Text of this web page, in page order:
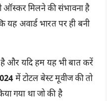
ऑस्कर मिलने की संभावना है
यह अवार्ड भारत पर ही बनी
और यदि हम यह भी बात करें
में टोटल बेस्ट मूवीज की तो
गया था जो की है